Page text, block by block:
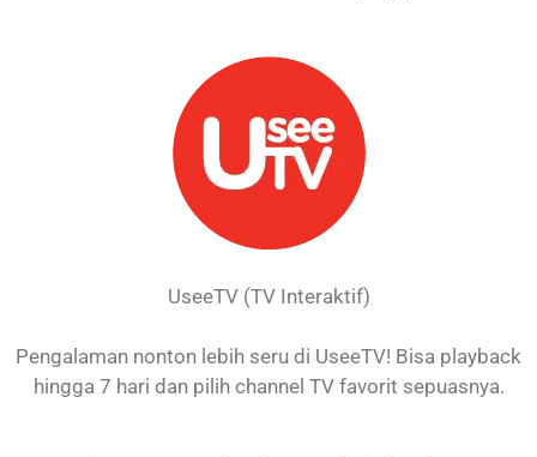
UseeTV (TV Interaktif)
Pengalaman nonton lebih seru di UseeTV! Bisa playback
hingga 7 hari dan pilih channel TV favorit sepuasnya.